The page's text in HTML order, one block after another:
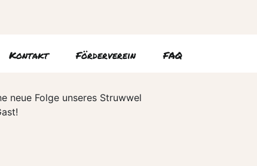
Kontakt Förderverein FAQ
neue Folge unseres Struwwel